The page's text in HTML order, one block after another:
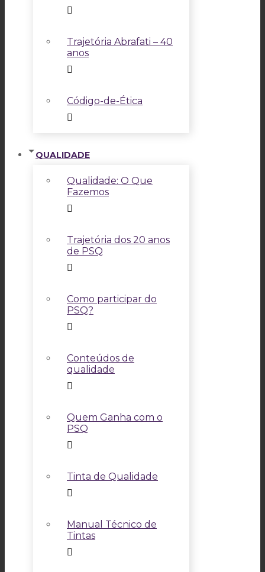
Trajetória Abrafati – 40
anos
Código-de-Ética
QUALIDADE
Qualidade: O Que
Fazemos
Trajetória dos 20 anos
de PSQ
Como participar do
PSQ?
Conteúdos de
qualidade
Quem Ganha com o
PSQ
Tinta de Qualidade
Manual Técnico de
Tintas